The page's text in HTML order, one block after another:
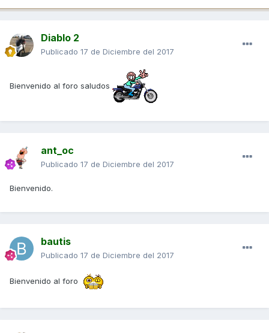
Diablo 2
Publicado 17 de Diciembre del 2017
Bienvenido al foro saludos
ant_oc
Publicado 17 de Diciembre del 2017
Bienvenido.
bautis
Publicado 17 de Diciembre del 2017
Bienvenido al foro